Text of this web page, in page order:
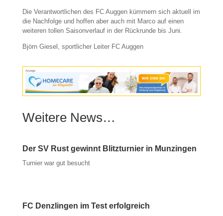
Die Verantwortlichen des FC Auggen kümmern sich aktuell im
die Nachfolge und hoffen aber auch mit Marco auf einen
weiteren tollen Saisonverlauf in der Rückrunde bis Juni.
Björn Giesel, sportlicher Leiter FC Auggen
Anzeige
Weitere News…
Der SV Rust gewinnt Blitzturnier in Munzingen
Turnier war gut besucht
FC Denzlingen im Test erfolgreich